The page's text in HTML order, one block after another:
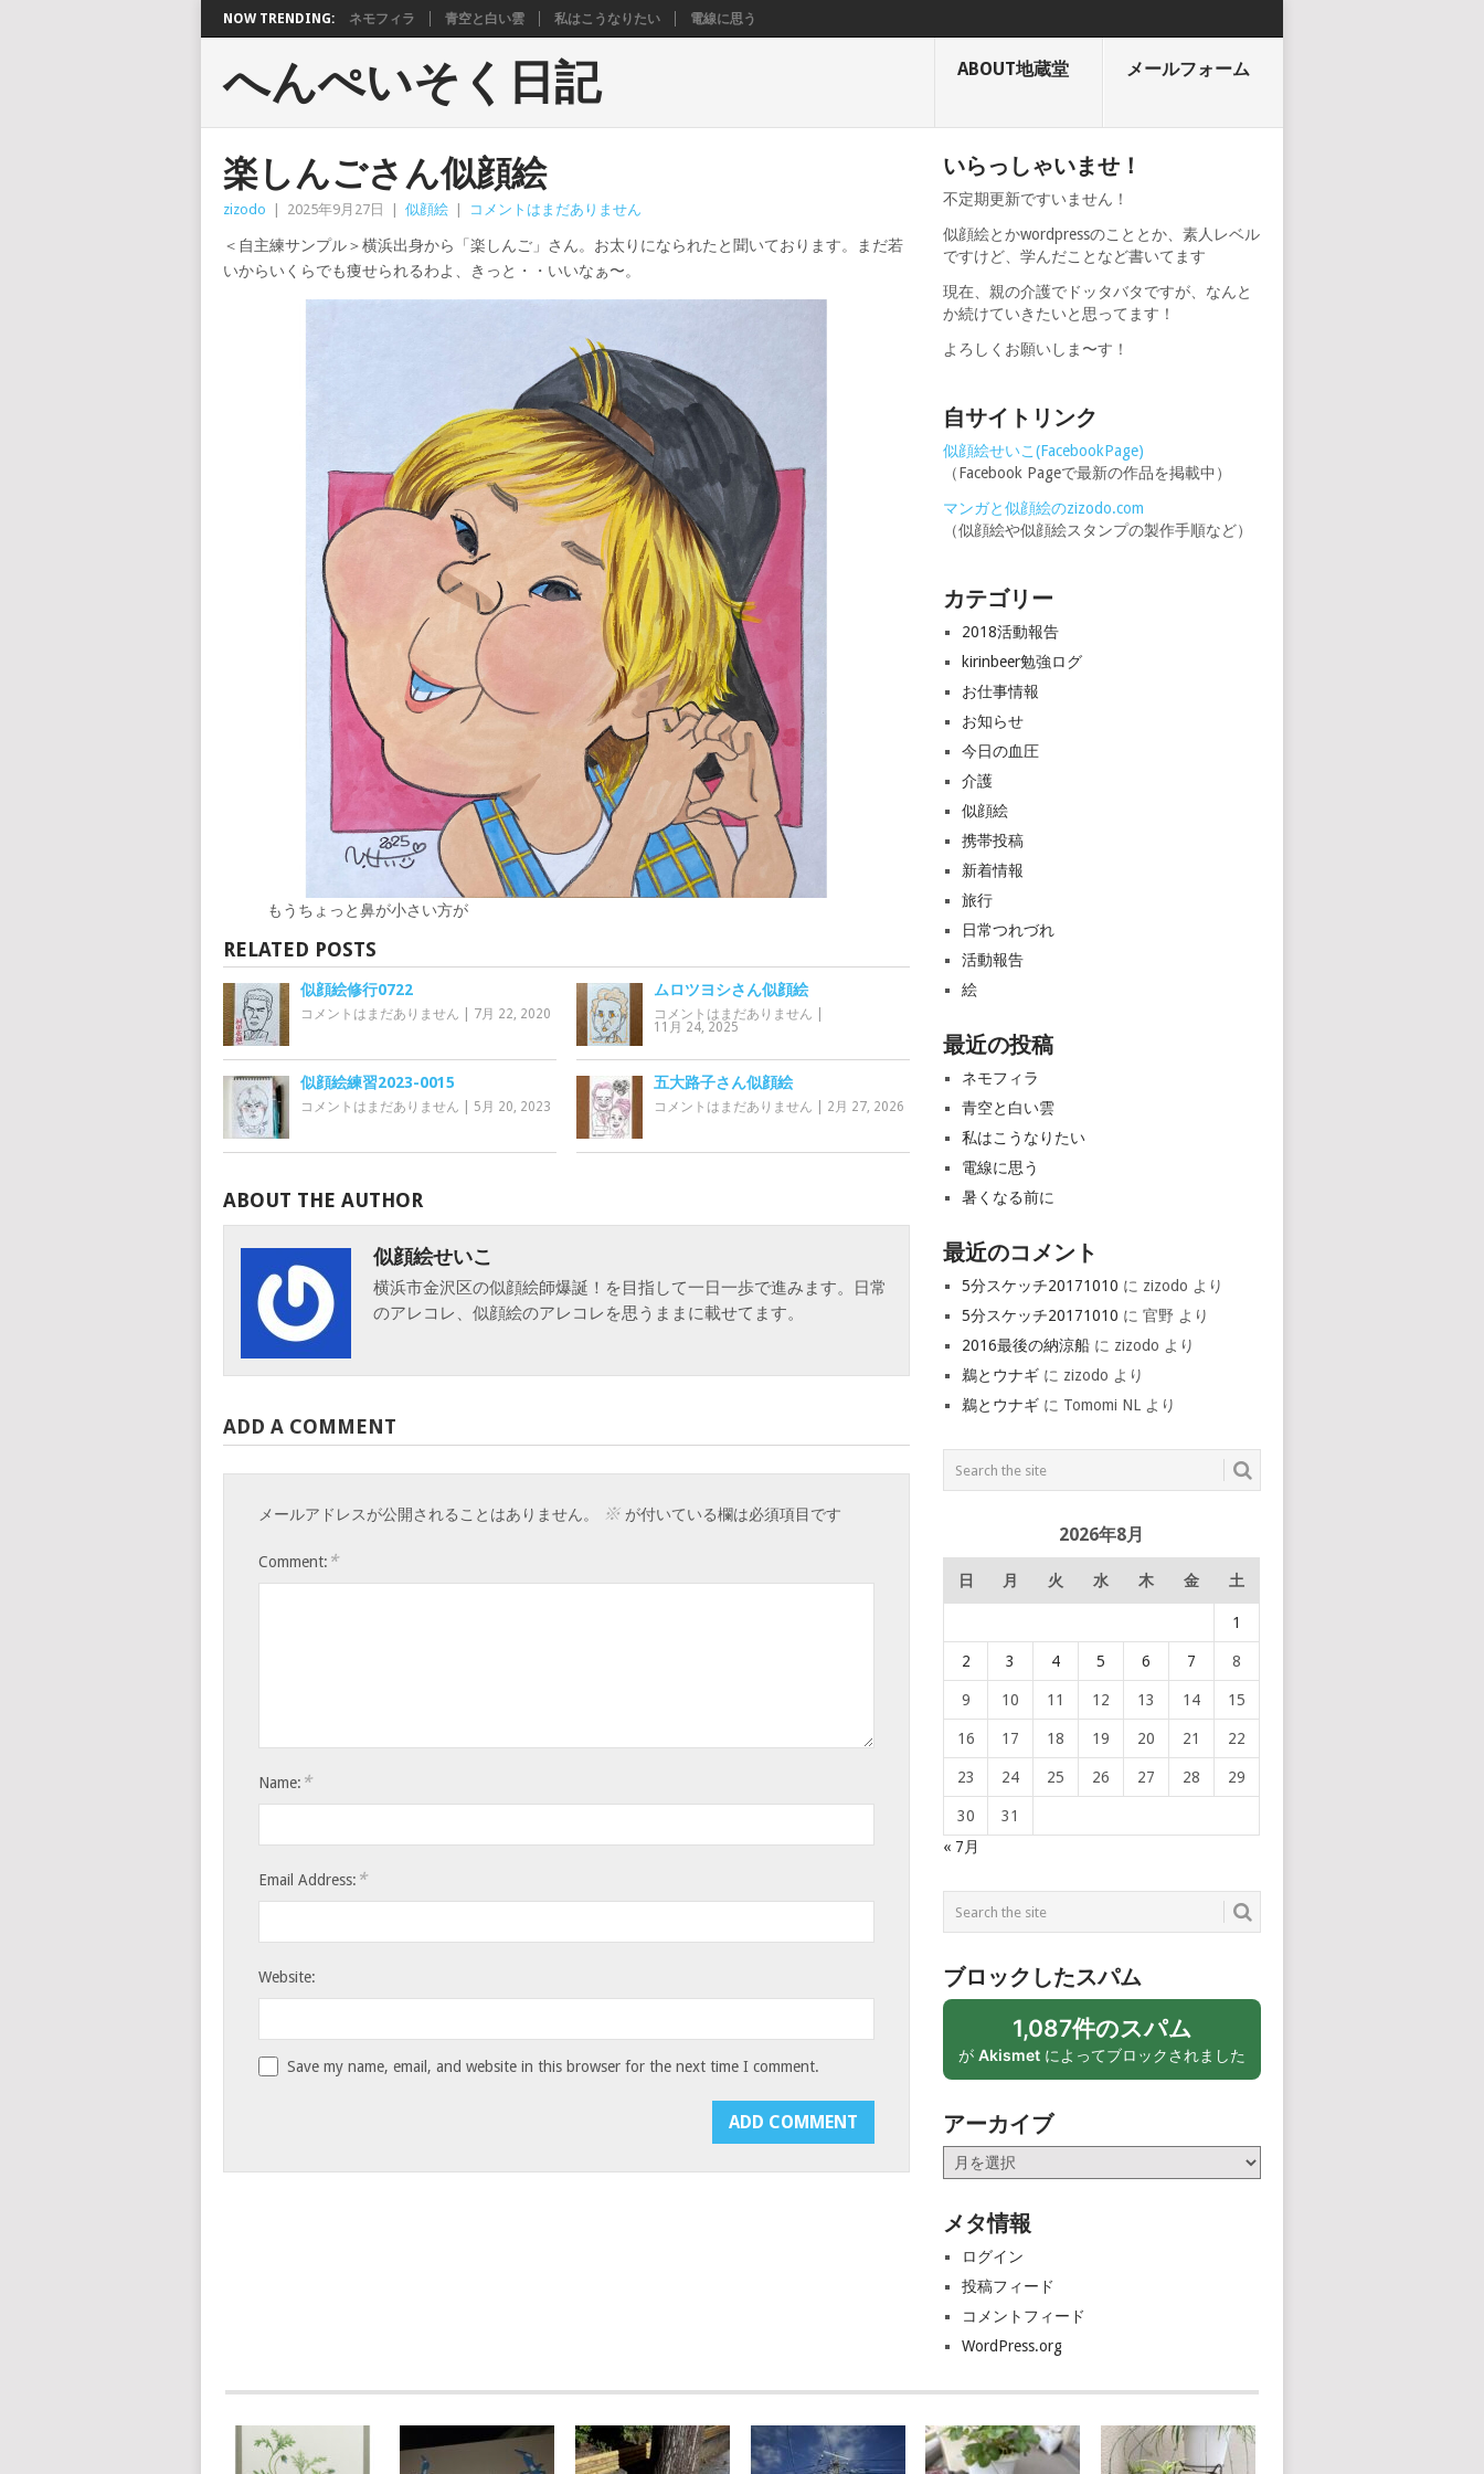
NOW TRENDING: ネモフィラ 青空と白い雲 私はこうなりたい 電線に思う
へんぺいそく日記 ABOUT地蔵堂 メールフォーム
楽しんごさん似顔絵
zizodo 2025年9月27日 似顔絵 コメントはまだありません
＜自主練サンプル＞横浜出身から「楽しんご」さん。お太りになられたと聞いております。まだ若
いからいくらでも痩せられるわよ、きっと・・いいなぁ〜。
もうちょっと鼻が小さい方が
RELATED POSTS
似顔絵修行0722
コメントはまだありません 7月 22, 2020
ムロツヨシさん似顔絵
コメントはまだありません
11月 24, 2025
似顔絵練習2023-0015
コメントはまだありません 5月 20, 2023
五大路子さん似顔絵
コメントはまだありません 2月 27, 2026
ABOUT THE AUTHOR
似顔絵せいこ
横浜市金沢区の似顔絵師爆誕！を目指して一日一歩で進みます。日常
のアレコレ、似顔絵のアレコレを思うままに載せてます。
ADD A COMMENT
メールアドレスが公開されることはありません。 ※ が付いている欄は必須項目です
Comment: *
Name: *
Email Address: *
Website:
Save my name, email, and website in this browser for the next time I comment.
いらっしゃいませ！
不定期更新ですいません！
似顔絵とかwordpressのこととか、素人レベル
ですけど、学んだことなど書いてます
現在、親の介護でドッタバタですが、なんと
か続けていきたいと思ってます！
よろしくお願いしま〜す！
自サイトリンク
似顔絵せいこ(FacebookPage)
（Facebook Pageで最新の作品を掲載中）
マンガと似顔絵のzizodo.com
（似顔絵や似顔絵スタンプの製作手順など）
カテゴリー
2018活動報告
kirinbeer勉強ログ
お仕事情報
お知らせ
今日の血圧
介護
似顔絵
携帯投稿
新着情報
旅行
日常つれづれ
活動報告
絵
最近の投稿
ネモフィラ
青空と白い雲
私はこうなりたい
電線に思う
暑くなる前に
最近のコメント
5分スケッチ20171010 に zizodo より
5分スケッチ20171010 に官野 より
2016最後の納涼船 に zizodo より
鵜とウナギ に zizodo より
鵜とウナギ に Tomomi NL より
2026年8月
日 月 火 水 木 金 土
1
2 3 4 5 6 7 8
9 10 11 12 13 14 15
16 17 18 19 20 21 22
23 24 25 26 27 28 29
30
31
« 7月
ブロックしたスパム
1,087件のスパム
がAkismet によってブロックされました
アーカイブ
ア
ー
イ
メタ情報
ログイン
投稿フィード
コメントフィード
WordPress.org